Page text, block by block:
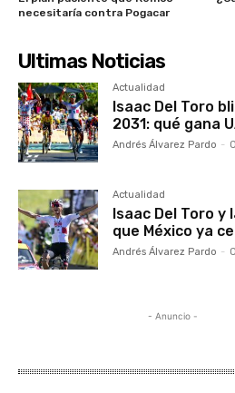
necesitaría contra Pogacar
Ultimas Noticias
Actualidad
Isaac Del Toro
2031: qué gana
Andrés Álvarez Pardo -
Actualidad
Isaac Del Toro y
que México ya
Andrés Álvarez Pardo -
- Anuncio -